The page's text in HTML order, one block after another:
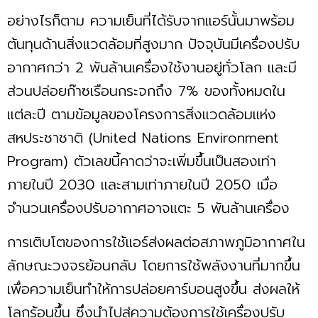
อย่างไรก็ตาม ความเย็นที่ได้รับจากแอร์นั้นมาพร้อม
ต้นทุนด้านสิ่งแวดล้อมที่สูงมาก ปัจจุบันมีเครื่องปรับ
อากาศกว่า 2 พันล้านเครื่องใช้งานอยู่ทั่วโลก และมี
ส่วนปล่อยก๊าซเรือนกระจกถึง 7% ของทั้งหมดใน
แต่ละปี ตามข้อมูลของโครงการสิ่งแวดล้อมแห่ง
สหประชาชาติ (United Nations Environment
Program) ตัวเลขนี้คาดว่าจะเพิ่มขึ้นเป็นสองเท่า
ภายในปี 2030 และสามเท่าภายในปี 2050 เมื่อ
จำนวนเครื่องปรับอากาศอาจแตะ 5 พันล้านเครื่อง
การเติบโตของการใช้แอร์ส่งผลต่อสภาพภูมิอากาศใน
ลักษณะวงจรย้อนกลับ โดยการใช้พลังงานที่มากขึ้น
เพื่อความเย็นทำให้การปล่อยคาร์บอนสูงขึ้น ส่งผลให้
โลกร้อนขึ้น ซึ่งนำไปสู่ความต้องการใช้เครื่องปรับ